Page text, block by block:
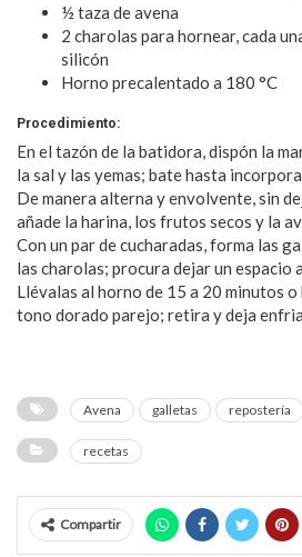
½ taza de avena
2 charolas para hornear, cada
silicón
Horno precalentado a 180 °C
Procedimiento:
En el tazón de la batidora, dispón la
la sal y las yemas; bate hasta
De manera alterna y envolvente, sin
añade la harina, los frutos secos y la
Con un par de cucharadas, forma las
las charolas; procura dejar un espacio
Llévalas al horno de 15 a 20 minutos o
tono dorado parejo; retira y deja
Avena galletas repostería
recetas
Compartir